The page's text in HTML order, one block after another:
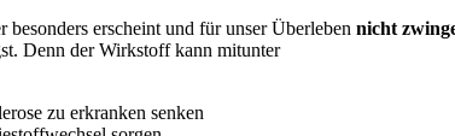
erscheint und für unser Überleben nicht
Denn der Wirkstoff kann mitunter
zu erkranken senken